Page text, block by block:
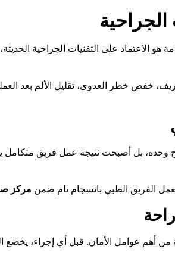
الجراحية
هو الاعتماد على التقنيات الجراحية
خفض خطر العدوى، تقليل الألم بعد
وحده، بل أصبحت نتيجة عمل فريق
الفريق الطبي بانسجام تام ضمن مركز
من أهم عوامل الأمان. قبل أي إجراء،